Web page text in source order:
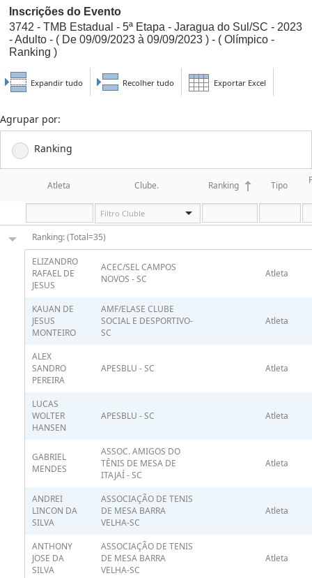
Inscrições do Evento
3742 - TMB Estadual - 5ª Etapa - Jaragua do Sul/SC - 2023
- Adulto - ( De 09/09/2023 à 09/09/2023 ) - ( Olímpico -
Ranking )
Expandir tudo Recolher tudo Exportar Excel
Agrupar por:
Ranking
Atleta Clube. Ranking Tipo
Ranking: (Total=35)
ELIZANDRO
RAFAEL DE
JESUS
ACEC/SEL CAMPOS
NOVOS - SC
Atleta
KAUAN DE
JESUS
MONTEIRO
AMF/ELASE CLUBE
SOCIAL E DESPORTIVO-
SC
Atleta
ALEX
SANDRO
PEREIRA
APESBLU - SC Atleta
LUCAS
WOLTER
HANSEN
APESBLU - SC Atleta
GABRIEL
MENDES
ASSOC. AMIGOS DO
TÊNIS DE MESA DE
ITAJAÍ - SC
Atleta
ANDREI
LINCON DA
SILVA
ASSOCIAÇÃO DE TENIS
DE MESA BARRA
VELHA-SC
Atleta
ANTHONY
JOSE DA
SILVA
ASSOCIAÇÃO DE TENIS
DE MESA BARRA
VELHA-SC
Atleta